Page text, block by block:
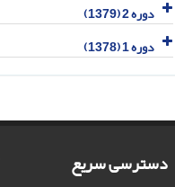
دوره 2 (1379)
دوره 1 (1378)
دسترسی سریع